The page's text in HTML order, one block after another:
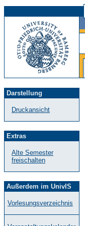
Darstellung
Druckansicht
Extras
Alte Semester
freischalten
Außerdem im UnivIS
Vorlesungsverzeichnis